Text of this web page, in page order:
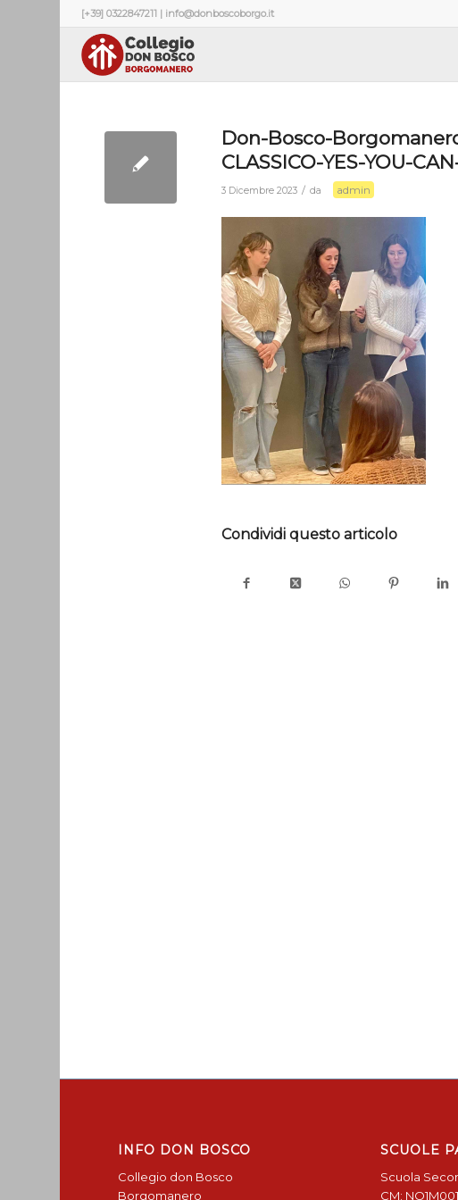
[+39] 0322847211 | info@donboscoborgo.it
Don-Bosco-
CLASSICO-YES-YOU-
3 Dicembre 2023 / da admin
Condividi questo articolo
INFO DON BOSCO
Collegio don Bosco
Borgomanero
SCUOLE
Scuola
CM: